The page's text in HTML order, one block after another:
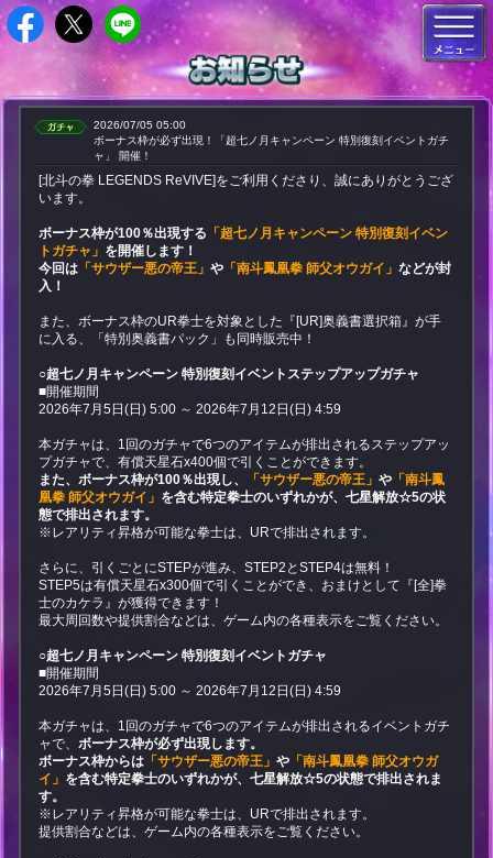
2026/07/05 05:00
ボーナス枠が必ず出現！「超七ノ月キャンペーン 特別復刻イベントガチ
ャ」 開催！
[北斗の拳 LEGENDS ReVIVE]をご利用くださり、誠にありがとうござ
います。
ボーナス枠が100％出現する 「超七ノ月キャンペーン 特別復刻イベン
トガチャ」 を開催します！
今回は 「サウザー悪の帝王」や 「南斗鳳凰拳 師父オウガイ」などが封
入！
また、ボーナス枠のUR拳士を対象とした『[UR]奥義書選択箱』が手
に入る、「特別奥義書パック」も同時販売中！
○超七ノ月キャンペーン 特別復刻イベントステップアップガチャ
■開催期間
2026年7月5日(日) 5:00 ～ 2026年7月12日(日) 4:59
本ガチャは、1回のガチャで6つのアイテムが排出されるステップアッ
プガチャで、有償天星石x400個で引くことができます。
また、ボーナス枠が100％出現し、
「サウザー悪の帝王」や 「南斗鳳
凰拳 師父オウガイ」 を含む特定拳士のいずれかが、七星解放☆5の状
態で排出されます。
※レアリティ昇格が可能な拳士は、URで排出されます。
さらに、引くごとにSTEPが進み、STEP2とSTEP4は無料！
STEP5は有償天星石x300個で引くことができ、おまけとして『[全]拳
士のカケラ』が獲得できます！
最大周回数や提供割合などは、ゲーム内の各種表示をご覧ください。
○超七ノ月キャンペーン 特別復刻イベントガチャ
■開催期間
2026年7月5日(日) 5:00 ～ 2026年7月12日(日) 4:59
本ガチャは、1回のガチャで6つのアイテムが排出されるイベントガチ
ャで、ボーナス枠が必ず出現します。
ボーナス枠からは 「サウザー悪の帝王」や 「南斗鳳凰拳 師父オウガ
イ」 を含む特定拳士のいずれかが、七星解放☆5の状態で排出されま
す。
※レアリティ昇格が可能な拳士は、URで排出されます。
提供割合などは、ゲーム内の各種表示をご覧ください。